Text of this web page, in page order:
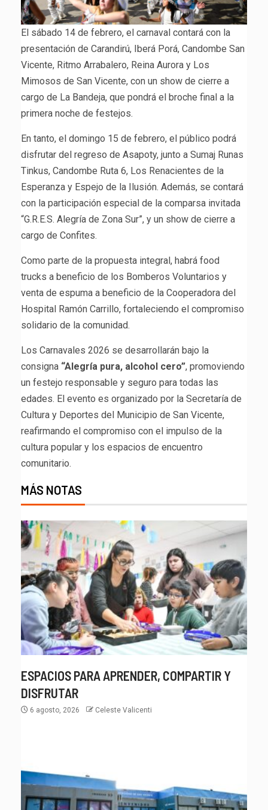
El sábado 14 de febrero, el carnaval contará con la
presentación de Carandirú, Iberá Porá, Candombe San
Vicente, Ritmo Arrabalero, Reina Aurora y Los
Mimosos de San Vicente, con un show de cierre a
cargo de La Bandeja, que pondrá el broche final a la
primera noche de festejos.
En tanto, el domingo 15 de febrero, el público podrá
disfrutar del regreso de Asapoty, junto a Sumaj Runas
Tinkus, Candombe Ruta 6, Los Renacientes de la
Esperanza y Espejo de la Ilusión. Además, se contará
con la participación especial de la comparsa invitada
“G.R.E.S. Alegría de Zona Sur”, y un show de cierre a
cargo de Confites.
Como parte de la propuesta integral, habrá food
trucks a beneficio de los Bomberos Voluntarios y
venta de espuma a beneficio de la Cooperadora del
Hospital Ramón Carrillo, fortaleciendo el compromiso
solidario de la comunidad.
Los Carnavales 2026 se desarrollarán bajo la
consigna “Alegría pura, alcohol cero”, promoviendo
un festejo responsable y seguro para todas las
edades. El evento es organizado por la Secretaría de
Cultura y Deportes del Municipio de San Vicente,
reafirmando el compromiso con el impulso de la
cultura popular y los espacios de encuentro
comunitario.
MÁS NOTAS
ESPACIOS PARA APRENDER, COMPARTIR Y
DISFRUTAR
6 agosto, 2026 Celeste Valicenti